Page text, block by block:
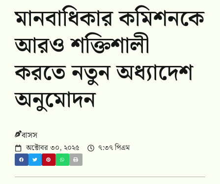
মানবাধিকার কমিশনকে
আরও শক্তিশালী
করতে নতুন অধ্যাদেশ
অনুমোদন
বাসস
অক্টোবর ৩০, ২০২৫ ৭:৩৭ পিএম